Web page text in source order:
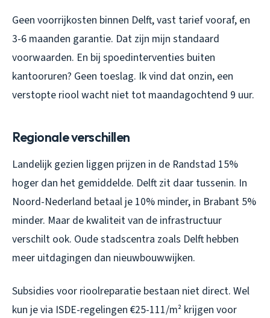
Geen voorrijkosten binnen Delft, vast tarief vooraf, en
3-6 maanden garantie. Dat zijn mijn standaard
voorwaarden. En bij spoedinterventies buiten
kantooruren? Geen toeslag. Ik vind dat onzin, een
verstopte riool wacht niet tot maandagochtend 9 uur.
Regionale verschillen
Landelijk gezien liggen prijzen in de Randstad 15%
hoger dan het gemiddelde. Delft zit daar tussenin. In
Noord-Nederland betaal je 10% minder, in Brabant 5%
minder. Maar de kwaliteit van de infrastructuur
verschilt ook. Oude stadscentra zoals Delft hebben
meer uitdagingen dan nieuwbouwwijken.
Subsidies voor rioolreparatie bestaan niet direct. Wel
kun je via ISDE-regelingen €25-111/m² krijgen voor